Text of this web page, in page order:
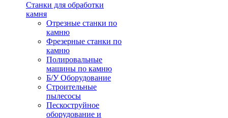
Станки для обработки
камня
Отрезные станки по
камню
Фрезерные станки по
камню
Полировальные
машины по камню
Б/У Оборудование
Строительные
пылесосы
Пескоструйное
оборудование и